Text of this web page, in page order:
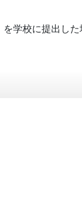
学校に提出した